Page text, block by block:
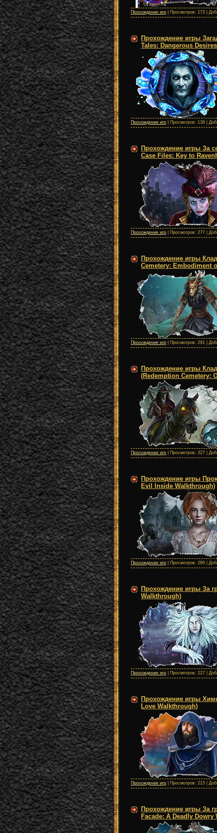
Прохождение игр | Просмотров: 173 |
Прохождение игры
Tales: Dangerous
Прохождение игр | Просмотров: 138 |
Прохождение игры За
Case Files: Key to
Прохождение игр | Просмотров: 277 |
Прохождение игры
Cemetery: Embodiment
Прохождение игр | Просмотров: 291 |
Прохождение игры
(Redemption Cemetery:
Прохождение игр | Просмотров: 327 |
Прохождение игры
Evil Inside Walkthrough)
Прохождение игр | Просмотров: 289 |
Прохождение игры За
Walkthrough)
Прохождение игр | Просмотров: 227 |
Прохождение игры
Love Walkthrough)
Прохождение игр | Просмотров: 215 |
Прохождение игры За
Facade: A Deadly Dowry